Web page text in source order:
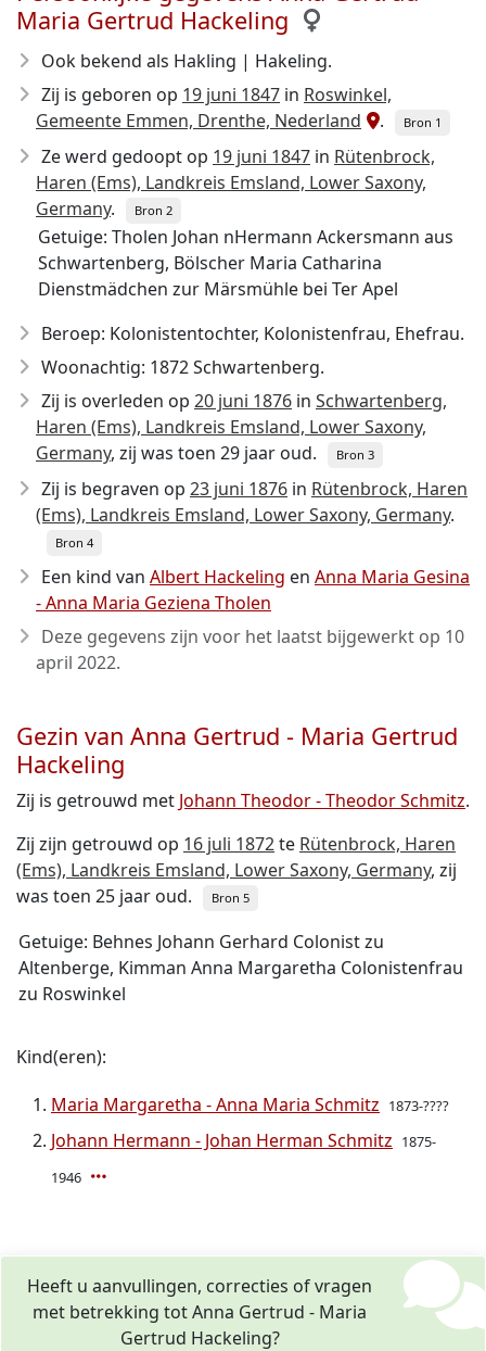
Maria Gertrud Hackeling
Ook bekend als Hakling | Hakeling.
Zij is geboren op 19 juni 1847 in Roswinkel,
Gemeente Emmen, Drenthe, Nederland
. Bron 1
Ze werd gedoopt op 19 juni 1847 in Rütenbrock,
Haren (Ems), Landkreis Emsland, Lower Saxony,
Germany. Bron 2
Getuige: Tholen Johan nHermann Ackersmann aus
Schwartenberg, Bölscher Maria Catharina
Dienstmädchen zur Märsmühle bei Ter Apel
Beroep: Kolonistentochter, Kolonistenfrau, Ehefrau.
Woonachtig: 1872 Schwartenberg.
Zij is overleden op 20 juni 1876 in Schwartenberg,
Haren (Ems), Landkreis Emsland, Lower Saxony,
Germany, zij was toen 29 jaar oud. Bron 3
Zij is begraven op 23 juni 1876 in Rütenbrock, Haren
(Ems), Landkreis Emsland, Lower Saxony, Germany.
Bron 4
Een kind van Albert Hackeling en Anna Maria Gesina
- Anna Maria Geziena Tholen
Deze gegevens zijn voor het laatst bijgewerkt op 10
april 2022.
Gezin van Anna Gertrud - Maria Gertrud
Hackeling
Zij is getrouwd met Johann Theodor - Theodor Schmitz.
Zij zijn getrouwd op 16 juli 1872te Rütenbrock, Haren
(Ems), Landkreis Emsland, Lower Saxony, Germany, zij
was toen 25 jaar oud.
Bron 5
Getuige: Behnes Johann Gerhard Colonist zu
Altenberge, Kimman Anna Margaretha Colonistenfrau
zu Roswinkel
Kind(eren):
Maria Margaretha - Anna Maria Schmitz 1873-????
Johann Hermann - Johan Herman Schmitz 1875-
1946
Heeft u aanvullingen, correcties of vragen
met betrekking tot Anna Gertrud - Maria
Gertrud Hackeling?